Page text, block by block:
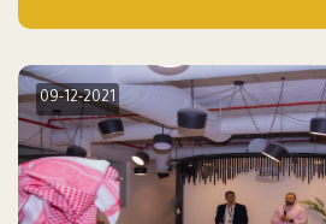
دعم المنشآت المحدودة وتسارع القابضة
09-12-2021